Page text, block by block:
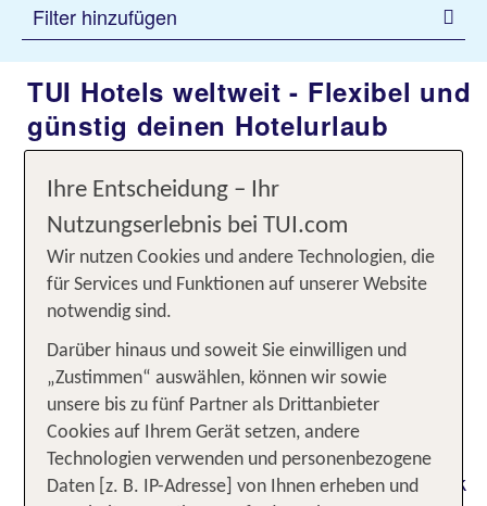
Filter hinzufügen
TUI Hotels weltweit - Flexibel und
günstig deinen Hotelurlaub
buchen
Ob Städtetrip in Deutschland, entspannter
Wellnessurlaub an der Nord- oder Ostsee, Auszeit
in den Bergen oder als Teil einer individuellen
Rundreise durch Europa – bei TUI kannst du dein
Hotel ganz einfach auch ohne Flug buchen.
Entdecke eine große Auswahl an Hotels in
beliebten Städten und Urlaubsregionen in
Deutschland und Europa und gestalte deine Reise
flexibel nach deinen eigenen Plänen. Auf deiner
Reise begleiten dich die bekannten Vorteile eines
TUI Urlaubs, u.a.flexible Stornomöglichkeiten dank
Ihre Entscheidung – Ihr
Nutzungserlebnis bei TUI.com
Wir nutzen Cookies und andere Technologien, die
für Services und Funktionen auf unserer Website
notwendig sind.
Darüber hinaus und soweit Sie einwilligen und
„Zustimmen“ auswählen, können wir sowie
unsere bis zu fünf Partner als Drittanbieter
Cookies auf Ihrem Gerät setzen, andere
Technologien verwenden und personenbezogene
Daten [z. B. IP-Adresse] von Ihnen erheben und